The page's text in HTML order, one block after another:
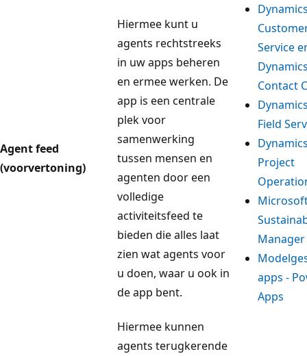
Agent feed
(voorvertoning)
Hiermee kunt u
agents rechtstreeks
in uw apps beheren
en ermee werken. De
app is een centrale
plek voor
samenwerking
tussen mensen en
agenten door een
volledige
activiteitsfeed te
bieden die alles laat
zien wat agents voor
u doen, waar u ook in
de app bent.
Service
Contact
Field
Project
Manager
apps -
Apps
Hiermee kunnen
agents terugkerende